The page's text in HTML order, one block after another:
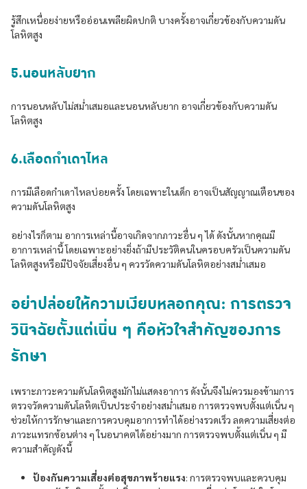
รู้สึกเหนื่อยง่ายหรืออ่อนเพลียผิดปกติ บางครั้งอาจเกี่ยวข้องกับความดัน
โลหิตสูง
5.นอนหลับยาก
การนอนหลับไม่สม่ำเสมอและนอนหลับยาก อาจเกี่ยวข้องกับความดัน
โลหิตสูง
6.เลือดกำเดาไหล
การมีเลือดกำเดาไหลบ่อยครั้ง โดยเฉพาะในเด็ก อาจเป็นสัญญาณเตือนของ
ความดันโลหิตสูง
อย่างไรก็ตาม อาการเหล่านี้อาจเกิดจากภาวะอื่น ๆ ได้ ดังนั้นหากคุณมี
อาการเหล่านี้ โดยเฉพาะอย่างยิ่งถ้ามีประวัติคนในครอบครัวเป็นความดัน
โลหิตสูงหรือมีปัจจัยเสี่ยงอื่น ๆ ควรวัดความดันโลหิตอย่างสม่ำเสมอ
อย่าปล่อยให้ความเงียบหลอกคุณ: การตรวจ
วินิจฉัยตั้งแต่เนิ่น ๆ คือหัวใจสำคัญของการ
รักษา
เพราะภาวะความดันโลหิตสูงมักไม่แสดงอาการ ดังนั้นจึงไม่ควรมองข้ามการ
ตรวจวัดความดันโลหิตเป็นประจำอย่างสม่ำเสมอ การตรวจพบตั้งแต่เนิ่น ๆ
ช่วยให้การรักษาและการควบคุมอาการทำได้อย่างรวดเร็ว ลดความเสี่ยงต่อ
ภาวะแทรกซ้อนต่าง ๆ ในอนาคตได้อย่างมาก การตรวจพบตั้งแต่เนิ่น ๆ มี
ความสำคัญดังนี้
ป้องกันความเสี่ยงต่อสุขภาพร้ายแรง: การตรวจพบและควบคุม